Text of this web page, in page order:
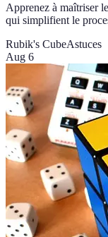
Apprenez à maîtriser
qui simplifient le
Rubik's CubeAstuces
Aug 6